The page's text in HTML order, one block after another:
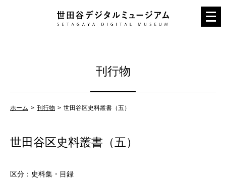
メ
ニ
刊行物
ホーム 刊行物 世田谷区史料叢書（五）
世田谷区史料叢書（五）
区分：史料集・目録